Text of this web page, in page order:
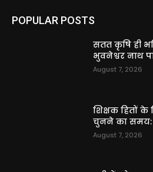
POPULAR POSTS
सतत कृषि ही
भुवनेश्वर नाथ
August 7, 2026
शिक्षक हितों
चुनने का समय:
August 7, 2026